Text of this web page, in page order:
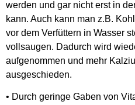
werden und gar nicht erst in
kann. Auch kann man z.B.
vor dem Verfüttern in Wasser
vollsaugen. Dadurch wird
aufgenommen und mehr
ausgeschieden.
• Durch geringe Gaben von